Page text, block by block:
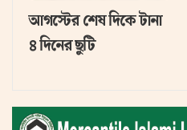
আগস্টের শেষ দিকে টানা
৪ দিনের ছুটি